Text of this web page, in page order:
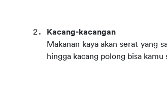
Kacang-kacangan
Makanan kaya akan serat yang
hingga kacang polong bisa